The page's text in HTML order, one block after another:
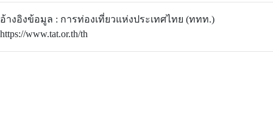
อ้างอิงข้อมูล : การท่องเที่ยวแห่งประเทศไทย (ททท.)
https://www.tat.or.th/th